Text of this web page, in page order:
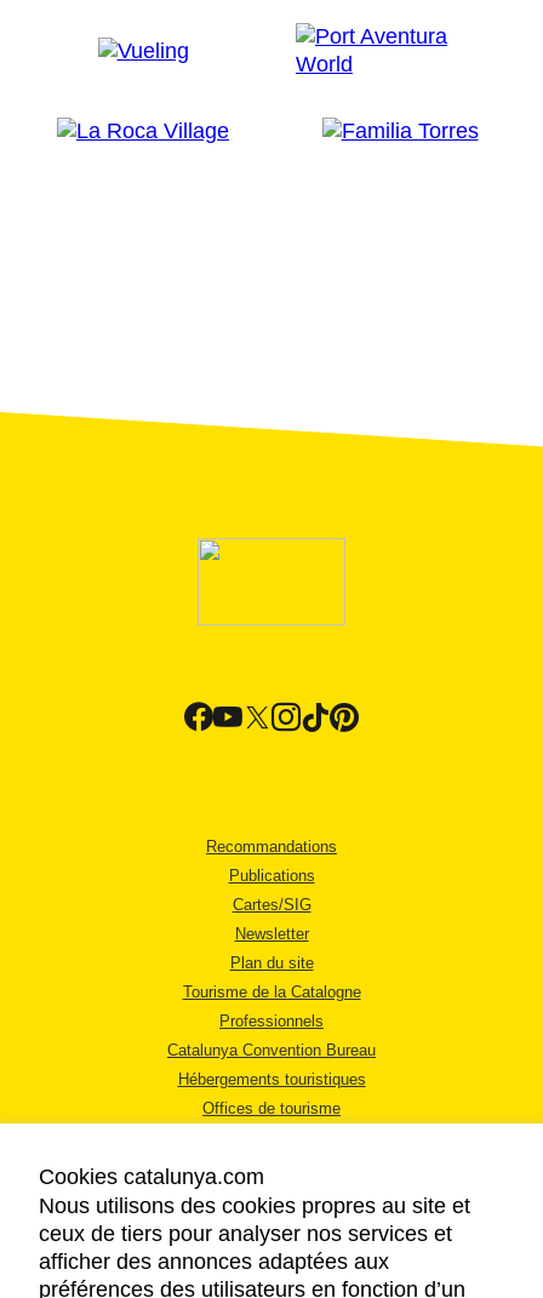
Recommandations
Publications
Cartes/SIG
Newsletter
Plan du site
Tourisme de la Catalogne
Professionnels
Catalunya Convention Bureau
Hébergements touristiques
Offices de tourisme
MENTIONS LÉGALES
Cookies catalunya.com
Nous utilisons des cookies propres au site et
ceux de tiers pour analyser nos services et
afficher des annonces adaptées aux
préférences des utilisateurs en fonction d’un